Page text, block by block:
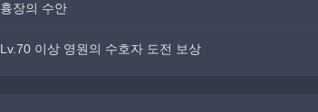
흉장의 수안
Lv.70 이상 영원의 수호자 도전 보상